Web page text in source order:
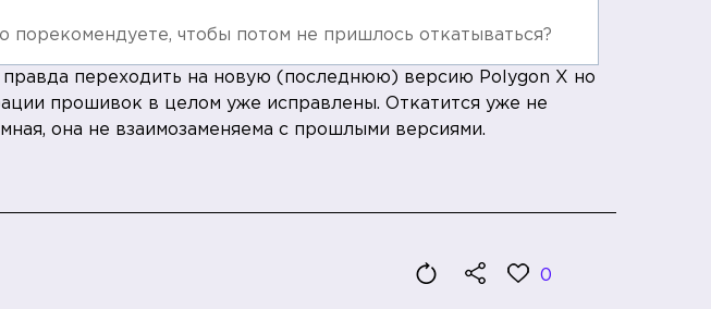
чтобы потом не пришлось откатываться?
правда переходить на новую (последнюю) версию Polygon X но
прошивок в целом уже исправлены. Откатится уже не
она не взаимозаменяема с прошлыми версиями.
0